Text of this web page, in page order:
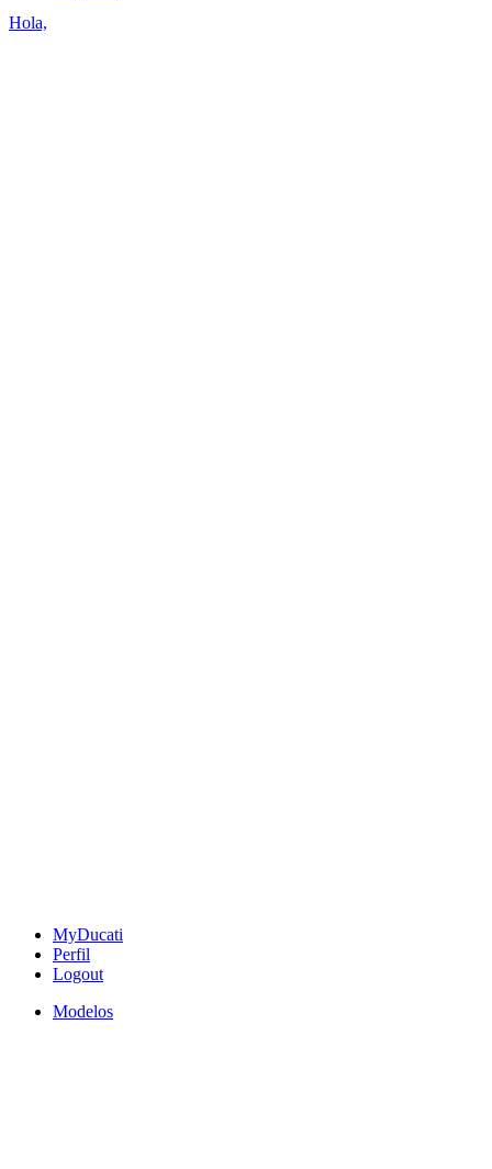
Hola,
MyDucati
Perfil
Logout
Modelos